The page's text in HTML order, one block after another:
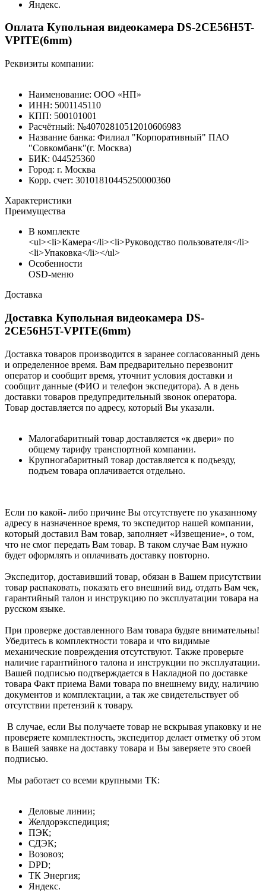
Яндекс.
Оплата Купольная видеокамера DS-2CE56H5T-
VPITE(6mm)
Реквизиты компании:
Наименование: ООО «НП»
ИНН: 5001145110
КПП: 500101001
Расчётный: №40702810512010606983
Название банка: Филиал "Корпоративный" ПАО
"Совкомбанк"(г. Москва)
БИК: 044525360
Город: г. Москва
Корр. счет: 30101810445250000360
Характеристики
Преимущества
В комплекте
<ul><li>Камера</li><li>Руководство пользователя</li>
<li>Упаковка</li></ul>
Особенности
OSD-меню
Доставка
Доставка Купольная видеокамера DS-
2CE56H5T-VPITE(6mm)
Доставка товаров производится в заранее согласованный день
и определенное время. Вам предварительно перезвонит
оператор и сообщит время, уточнит условия доставки и
сообщит данные (ФИО и телефон экспедитора). А в день
доставки товаров предупредительный звонок оператора.
Товар доставляется по адресу, который Вы указали.
Малогабаритный товар доставляется «к двери» по
общему тарифу транспортной компании.
Крупногабаритный товар доставляется к подъезду,
подъем товара оплачивается отдельно.
Если по какой- либо причине Вы отсутствуете по указанному
адресу в назначенное время, то экспедитор нашей компании,
который доставил Вам товар, заполняет «Извещение», о том,
что не смог передать Вам товар. В таком случае Вам нужно
будет оформлять и оплачивать доставку повторно.
Экспедитор, доставивший товар, обязан в Вашем присутствии
товар распаковать, показать его внешний вид, отдать Вам чек,
гарантийный талон и инструкцию по эксплуатации товара на
русском языке.
При проверке доставленного Вам товара будьте внимательны!
Убедитесь в комплектности товара и что видимые
механические повреждения отсутствуют. Также проверьте
наличие гарантийного талона и инструкции по эксплуатации.
Вашей подписью подтверждается в Накладной по доставке
товара Факт приема Вами товара по внешнему виду, наличию
документов и комплектации, а так же свидетельствует об
отсутствии претензий к товару.
В случае, если Вы получаете товар не вскрывая упаковку и не
проверяете комплектность, экспедитор делает отметку об этом
в Вашей заявке на доставку товара и Вы заверяете это своей
подписью.
Мы работает со всеми крупными ТК:
Деловые линии;
Желдорэкспедиция;
ПЭК;
СДЭК;
Возовоз;
DPD;
ТК Энергия;
Яндекс.